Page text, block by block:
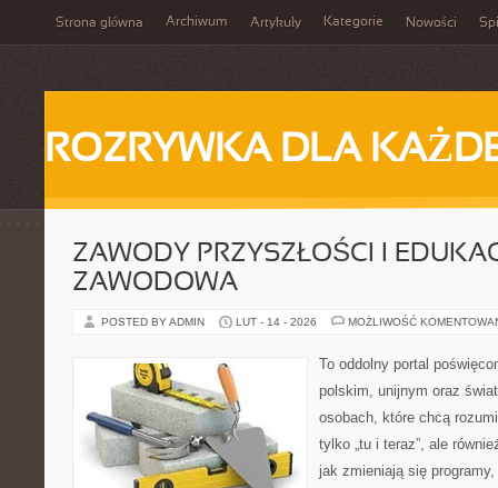
Strona główna Archiwum Artykuły Kategorie Nowości
ROZRYWKA DLA
ZAWODY PRZYSZŁOŚCI I
ZAWODOWA
POSTED BY ADMIN LUT - 14 - 2026 MOŻLIWOŚĆ
To oddolny portal
polskim, unijnym oraz
osobach, które chcą
tylko „tu i teraz”, ale
jak zmieniają się